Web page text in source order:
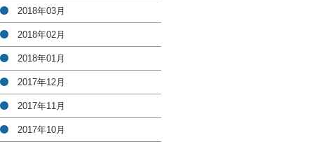
2018年03月
2018年02月
2018年01月
2017年12月
2017年11月
2017年10月